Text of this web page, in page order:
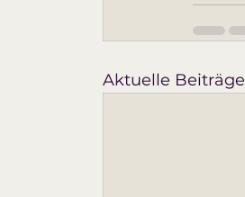
Aktuelle Beiträge